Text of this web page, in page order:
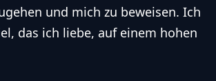
und mich zu beweisen. Ich
das ich liebe, auf einem hohen